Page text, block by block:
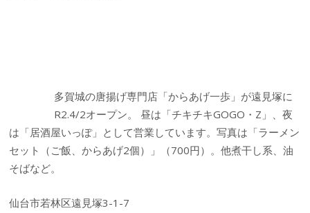
多賀城の唐揚げ専門店「からあげ一歩」が遠見塚に
R2.4/2オープン。 昼は「チキチキGOGO・Z」、夜
は「居酒屋いっぽ」として営業しています。写真は「ラーメン
セット（ご飯、からあげ2個）」（700円）。他煮干し系、油
そばなど。
仙台市若林区遠見塚3-1-7